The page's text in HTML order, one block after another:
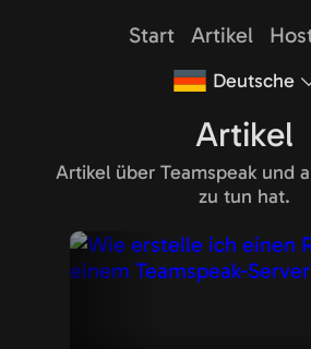
Start Artikel
Deutsche
Artikel
Artikel über Teamspeak und
zu tun hat.